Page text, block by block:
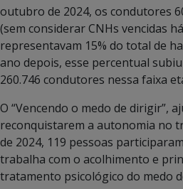
outubro de 2024, os condutores
(sem considerar CNHs vencidas
representavam 15% do total de
ano depois, esse percentual
260.746 condutores nessa faixa
O “Vencendo o medo de dirigir”,
reconquistarem a autonomia no
de 2024, 119 pessoas
trabalha com o acolhimento e
tratamento psicológico do medo